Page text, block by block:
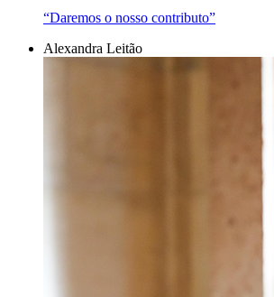
“Daremos o nosso contributo”
Alexandra Leitão